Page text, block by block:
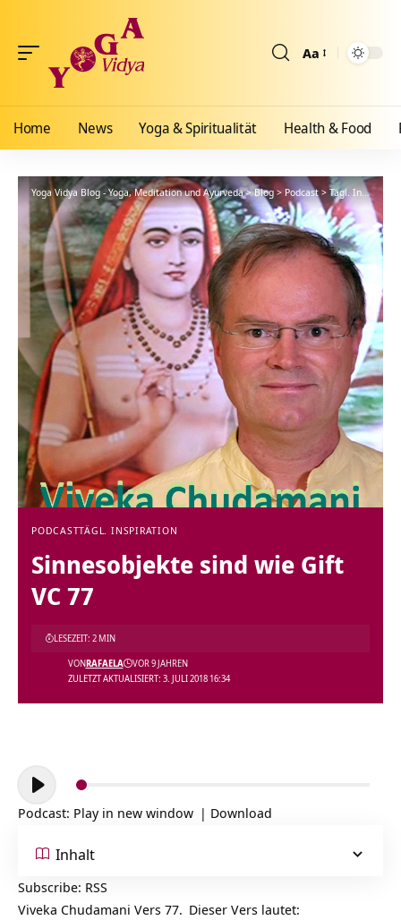
Aa
Home News Yoga & Spiritualität Health & Food
Yoga Vidya Blog - Yoga, Meditation und Ayurveda>Blog> Podcast> Tägl. Inspiration
PODCASTTÄGL. INSPIRATION
Sinnesobjekte sind wie Gift
VC 77
ZULETZT AKTUALISIERT: 3. JULI 2018 16:34
VONRAFAELA VOR 9 JAHREN
LESEZEIT: 2 MIN
Audio-
Player
Podcast: Play in new window | Download
Inhalt
Subscribe: RSS
Viveka Chudamani Vers 77. Dieser Vers lautet: